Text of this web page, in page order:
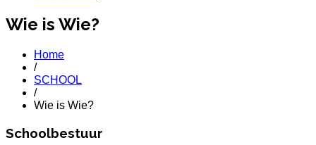
Wie is Wie?
Home
/
SCHOOL
/
Wie is Wie?
Schoolbestuur